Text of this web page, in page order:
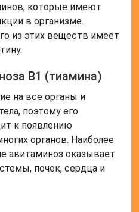
которые имеют
в организме.
из этих веществ имеет
В1 (тиамина)
на все органы и
поэтому его
к появлению
органов. Наиболее
авитаминоз оказывает
почек, сердца и